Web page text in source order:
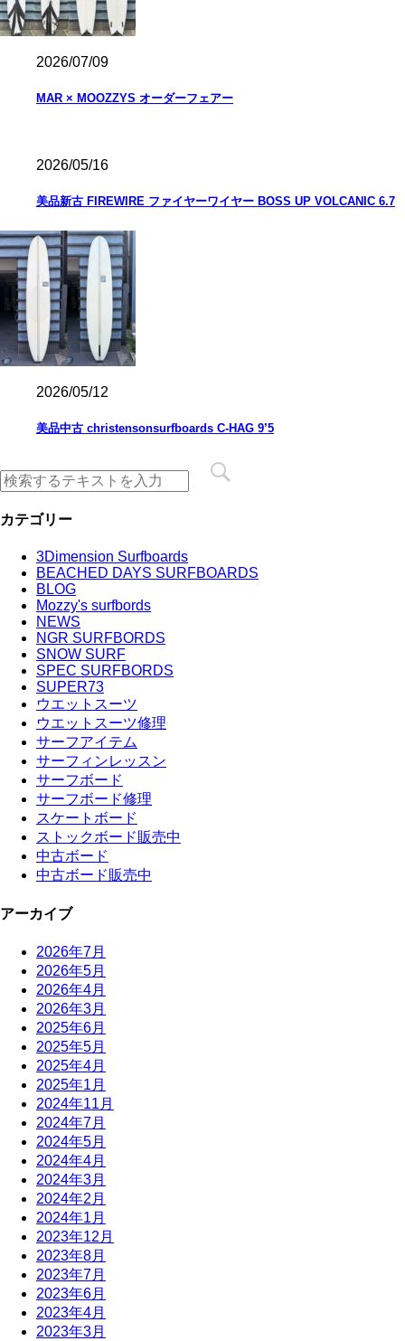
2026/07/09
MAR × MOOZZYS オーダーフェアー
2026/05/16
美品新古 FIREWIRE ファイヤーワイヤー BOSS UP VOLCANIC 6.7
2026/05/12
美品中古 christensonsurfboards C-HAG 9’5
カテゴリー
3Dimension Surfboards
BEACHED DAYS SURFBOARDS
BLOG
Mozzy's surfbords
NEWS
NGR SURFBORDS
SNOW SURF
SPEC SURFBORDS
SUPER73
ウエットスーツ
ウエットスーツ修理
サーフアイテム
サーフィンレッスン
サーフボード
サーフボード修理
スケートボード
ストックボード販売中
中古ボード
中古ボード販売中
アーカイブ
2026年7月
2026年5月
2026年4月
2026年3月
2025年6月
2025年5月
2025年4月
2025年1月
2024年11月
2024年7月
2024年5月
2024年4月
2024年3月
2024年2月
2024年1月
2023年12月
2023年8月
2023年7月
2023年6月
2023年4月
2023年3月